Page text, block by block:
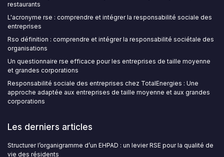
restaurants
L'acronyme rse : comprendre et intégrer la responsabilité sociale des
entreprises
Rso définition : comprendre et intégrer la responsabilité sociétale des
organisations
Un questionnaire rse efficace pour les entreprises de taille moyenne
et grandes corporations
Responsabilité sociale des entreprises chez TotalEnergies : Une
approche adaptée aux entreprises de taille moyenne et aux grandes
corporations
Les derniers articles
Structurer l’organigramme d’un EHPAD : un levier RSE pour la qualité de
vie des résidents